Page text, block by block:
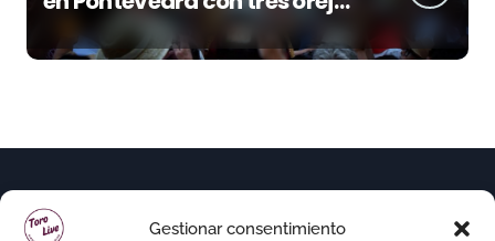
Gestionar consentimiento
y una Puerta Grande de peso